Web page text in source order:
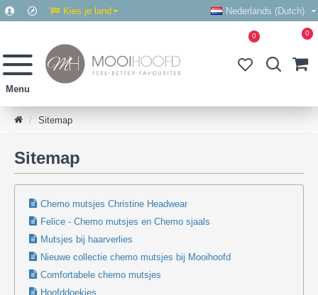
Kies je land Nederlands (Dutch)
0 0
Sitemap
Sitemap
Chemo mutsjes Christine Headwear
Felice - Chemo mutsjes en Chemo sjaals
Mutsjes bij haarverlies
Nieuwe collectie chemo mutsjes bij Mooihoofd
Comfortabele chemo mutsjes
Hoofddoekjes